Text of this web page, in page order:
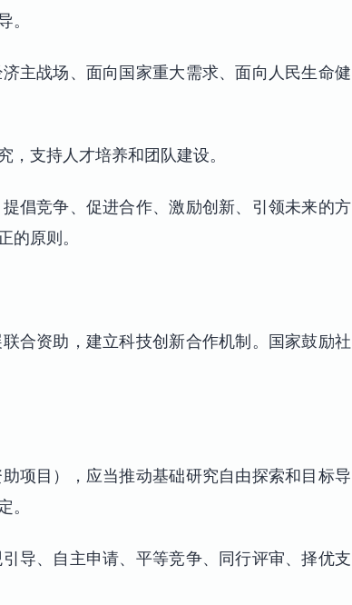
。
主战场、面向国家重大需求、面向人民生命健
支持人才培养和团队建设。
倡竞争、促进合作、激励创新、引领未来的方
的原则。
合资助，建立科技创新合作机制。国家鼓励社
项目），应当推动基础研究自由探索和目标导
。
导、自主申请、平等竞争、同行评审、择优支